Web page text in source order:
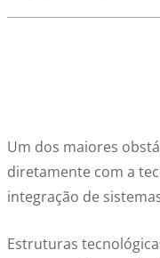
Um dos maiores
diretamente com a
integração de
Estruturas